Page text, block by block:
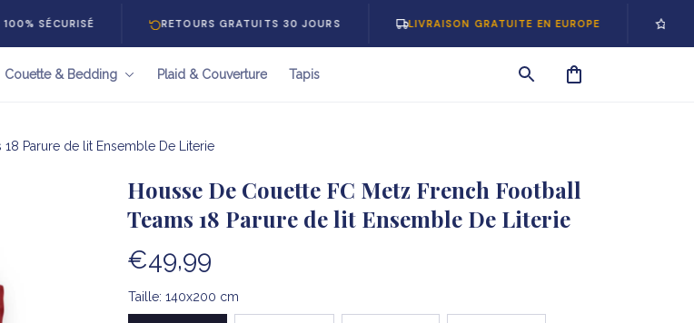
RETOURS GRATUITS 30 JOURS LIVRAISON GRATUITE EN EUROPE -5% SUR
Couette & Bedding Plaid & Couverture Tapis
Parure de lit Ensemble De Literie
Housse De Couette FC Metz French Football
Teams 18 Parure de lit Ensemble De Literie
€49,99
Taille: 140x200 cm